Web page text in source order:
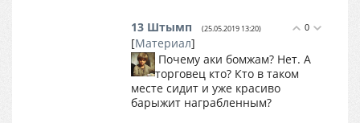
0
13 Штымп (25.05.2019 13:20)
[Материал]
Почему аки бомжам? Нет. А
торговец кто? Кто в таком
месте сидит и уже красиво
барыжит награбленным?